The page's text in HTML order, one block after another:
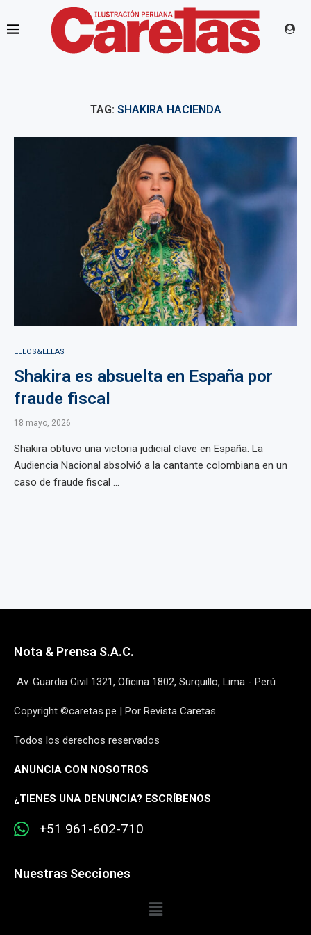
TAG: SHAKIRA HACIENDA
ELLOS&ELLAS
Shakira es absuelta en España por
fraude fiscal
18 mayo, 2026
Shakira obtuvo una victoria judicial clave en España. La
Audiencia Nacional absolvió a la cantante colombiana en un
caso de fraude fiscal ...
Nota & Prensa S.A.C.
Av. Guardia Civil 1321, Oficina 1802, Surquillo, Lima - Perú
Copyright ©caretas.pe | Por Revista Caretas
Todos los derechos reservados
ANUNCIA CON NOSOTROS
¿TIENES UNA DENUNCIA? ESCRÍBENOS
+51 961-602-710
Nuestras Secciones